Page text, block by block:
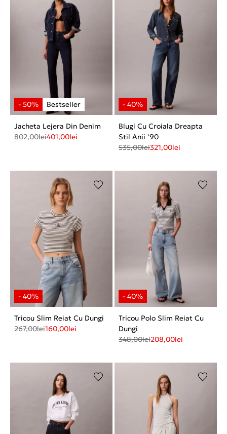
Jacheta Lejera Din Denim
802,00lei401,00lei
Blugi Cu Croiala Dreapta
Stil Anii ’90
535,00lei321,00lei
Tricou Slim Reiat Cu Dungi
267,00lei160,00lei
Tricou Polo Slim Reiat Cu
Dungi
348,00lei208,00lei